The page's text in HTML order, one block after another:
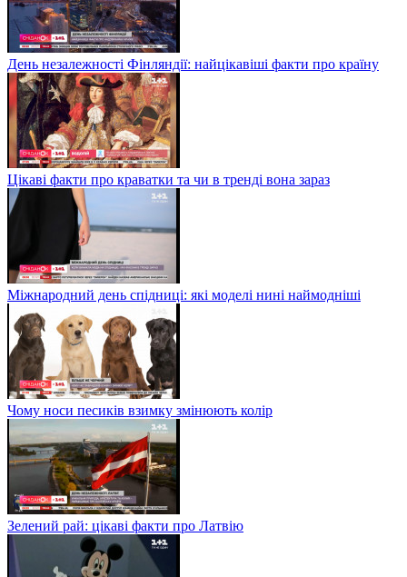
День незалежності Фінляндії: найцікавіші факти про країну
Цікаві факти про краватки та чи в тренді вона зараз
Міжнародний день спідниці: які моделі нині наймодніші
Чому носи песиків взимку змінюють колір
Зелений рай: цікаві факти про Латвію